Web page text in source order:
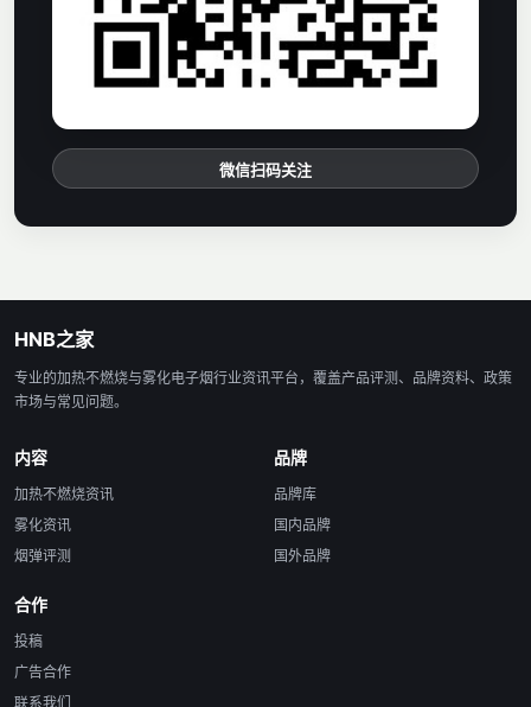
微信扫码关注
HNB之家
专业的加热不燃烧与雾化电子烟行业资讯平台，覆盖产品评测、品牌资料、政策
市场与常见问题。
内容
加热不燃烧资讯
雾化资讯
烟弹评测
品牌
品牌库
国内品牌
国外品牌
合作
投稿
广告合作
联系我们